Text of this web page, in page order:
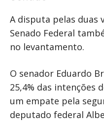
A disputa pelas duas
Senado Federal
no levantamento.
O senador Eduardo
25,4% das intenções
um empate pela
deputado federal